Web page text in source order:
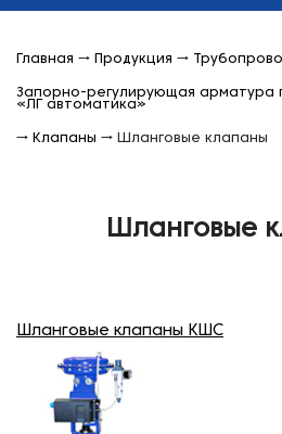
Главная → Продукция →
Запорно-регулирующая арматура
«ЛГ автоматика»
→ Клапаны → Шланговые клапаны
Шланговые
Шланговые клапаны КШС